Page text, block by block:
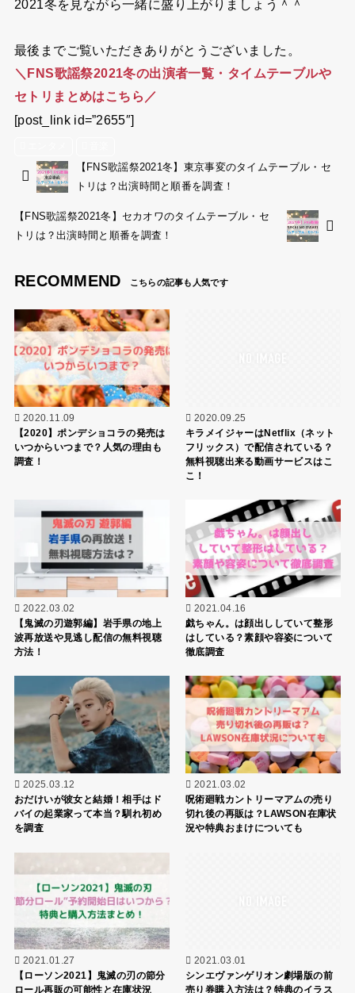
2021冬を見ながら一緒に盛り上がりましょう＾＾
最後までご覧いただきありがとうございました。
＼FNS歌謡祭2021冬の出演者一覧・タイムテーブルや
セトリまとめはこちら／
[post_link id=”2655″]
【FNS歌謡祭2021冬】東京事変のタイムテーブル・セ
トリは？出演時間と順番を調査！
【FNS歌謡祭2021冬】セカオワのタイムテーブル・セ
トリは？出演時間と順番を調査！
RECOMMEND
2020.11.09
【2020】ポンデショコラの発売は
いつからいつまで？人気の理由も
調査！
2020.09.25
キラメイジャーはNetflix（ネット
フリックス）で配信されている？
無料視聴出来る動画サービスはこ
こ！
2022.03.02
【鬼滅の刃遊郭編】岩手県の地上
波再放送や見逃し配信の無料視聴
方法！
2021.04.16
戯ちゃん。は顔出ししていて整形
はしている？素顔や容姿について
徹底調査
2025.03.12
おだけいが彼女と結婚！相手はド
バイの起業家って本当？馴れ初め
を調査
2021.03.02
呪術廻戦カントリーマアムの売り
切れ後の再販は？LAWSON在庫状
況や特典おまけについても
2021.01.27
【ローソン2021】鬼滅の刃の節分
ロール再販の可能性と在庫状況
2021.03.01
シンエヴァンゲリオン劇場版の前
売り券購入方法は？特典のイラス